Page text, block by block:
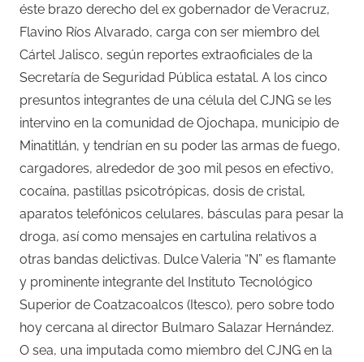
éste brazo derecho del ex gobernador de Veracruz,
Flavino Ríos Alvarado, carga con ser miembro del
Cártel Jalisco, según reportes extraoficiales de la
Secretaría de Seguridad Pública estatal. A los cinco
presuntos integrantes de una célula del CJNG se les
intervino en la comunidad de Ojochapa, municipio de
Minatitlán, y tendrían en su poder las armas de fuego,
cargadores, alrededor de 300 mil pesos en efectivo,
cocaína, pastillas psicotrópicas, dosis de cristal,
aparatos telefónicos celulares, básculas para pesar la
droga, así como mensajes en cartulina relativos a
otras bandas delictivas. Dulce Valeria “N” es flamante
y prominente integrante del Instituto Tecnológico
Superior de Coatzacoalcos (Itesco), pero sobre todo
hoy cercana al director Bulmaro Salazar Hernández.
O sea, una imputada como miembro del CJNG en la